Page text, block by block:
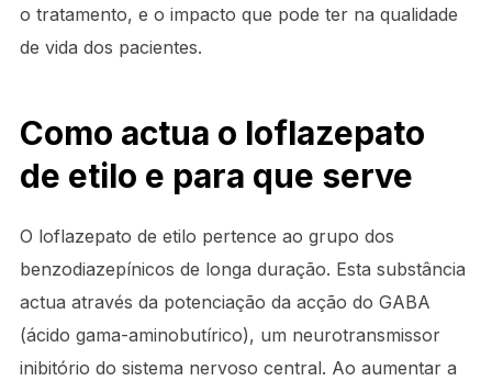
o tratamento, e o impacto que pode ter na qualidade
de vida dos pacientes.
Como actua o loflazepato
de etilo e para que serve
O loflazepato de etilo pertence ao grupo dos
benzodiazepínicos de longa duração. Esta substância
actua através da potenciação da acção do GABA
(ácido gama-aminobutírico), um neurotransmissor
inibitório do sistema nervoso central. Ao aumentar a